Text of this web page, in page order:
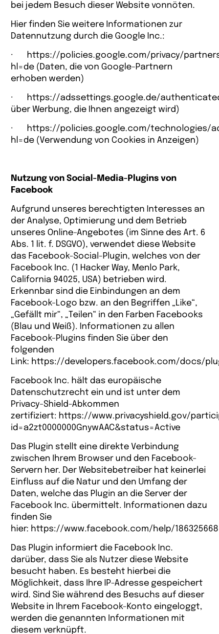
bei jedem Besuch dieser Website vonnöten.
Hier finden Sie weitere Informationen zur
Datennutzung durch die Google Inc.:
· https://policies.google.com/privacy/
hl=de (Daten, die von Google-Partnern
erhoben werden)
· https://adssettings.google.de/
über Werbung, die Ihnen angezeigt wird)
· https://policies.google.com/technologies/
hl=de (Verwendung von Cookies in Anzeigen)
Nutzung von Social-Media-Plugins von
Facebook
Aufgrund unseres berechtigten Interesses an
der Analyse, Optimierung und dem Betrieb
unseres Online-Angebotes (im Sinne des Art. 6
Abs. 1 lit. f. DSGVO), verwendet diese Website
das Facebook-Social-Plugin, welches von der
Facebook Inc. (1 Hacker Way, Menlo Park,
California 94025, USA) betrieben wird.
Erkennbar sind die Einbindungen an dem
Facebook-Logo bzw. an den Begriffen „Like“,
„Gefällt mir“, „Teilen“ in den Farben Facebooks
(Blau und Weiß). Informationen zu allen
Facebook-Plugins finden Sie über den
folgenden
Link: https://developers.facebook.com/docs/
Facebook Inc. hält das europäische
Datenschutzrecht ein und ist unter dem
Privacy-Shield-Abkommen
zertifiziert: https://www.privacyshield.gov/
id=a2zt0000000GnywAAC&status=Active
Das Plugin stellt eine direkte Verbindung
zwischen Ihrem Browser und den Facebook-
Servern her. Der Websitebetreiber hat keinerlei
Einfluss auf die Natur und den Umfang der
Daten, welche das Plugin an die Server der
Facebook Inc. übermittelt. Informationen dazu
finden Sie
hier: https://www.facebook.com/help/
Das Plugin informiert die Facebook Inc.
darüber, dass Sie als Nutzer diese Website
besucht haben. Es besteht hierbei die
Möglichkeit, dass Ihre IP-Adresse gespeichert
wird. Sind Sie während des Besuchs auf dieser
Website in Ihrem Facebook-Konto eingeloggt,
werden die genannten Informationen mit
diesem verknüpft.